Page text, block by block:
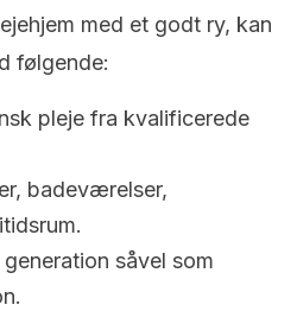
med et godt ry, kan
følgende:
pleje fra kvalificerede
badeværelser,
såvel som